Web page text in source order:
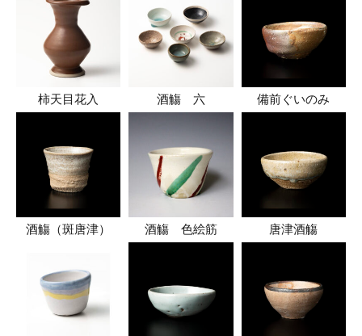
柿天目花入 酒觴 六 備前ぐいのみ
酒觴（斑唐津） 酒觴 色絵筋 唐津酒觴